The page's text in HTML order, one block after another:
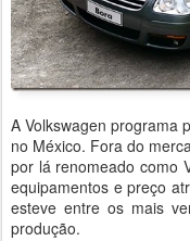
A Volkswagen programa
no México. Fora do
por lá renomeado como
equipamentos e preço
esteve entre os mais
produção.